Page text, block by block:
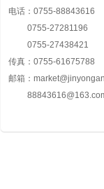
电话： 0755-88843616
0755-27281196
0755-27438421
传真： 0755-61675788
邮箱：